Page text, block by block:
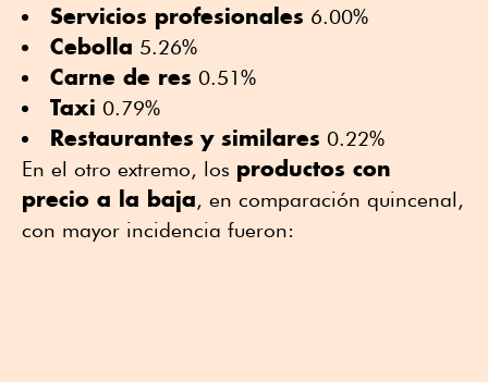
Servicios profesionales 6.00%
Cebolla 5.26%
Carne de res 0.51%
Taxi 0.79%
Restaurantes y similares 0.22%
En el otro extremo, los productos con
precio a la baja, en comparación quincenal,
con mayor incidencia fueron: